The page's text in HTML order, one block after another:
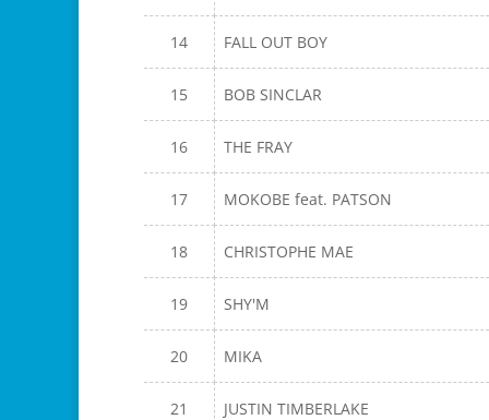
14 FALL OUT BOY
15 BOB SINCLAR
16 THE FRAY
17 MOKOBE feat. PATSON
18 CHRISTOPHE MAE
19 SHY'M
20 MIKA
21 JUSTIN TIMBERLAKE